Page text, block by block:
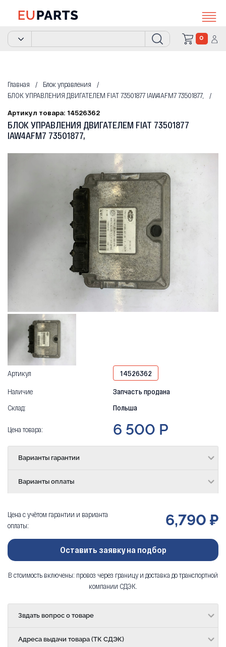
0
Главная
Блок управления
БЛОК УПРАВЛЕНИЯ ДВИГАТЕЛЕМ FIAT 73501877 IAW4AFM7 73501877,
Артикул товара: 14526362
БЛОК УПРАВЛЕНИЯ ДВИГАТЕЛЕМ FIAT 73501877
IAW4AFM7 73501877,
Артикул
14526362
Наличие
Запчасть продана
Склад:
Польша
Цена товара: 6 500 Р
Варианты гарантии
Варианты оплаты
Цена с учётом гарантии и варианта
оплаты:
6,790 ₽
Оставить заявку на подбор
В стоимость включены: провоз через границу и доставка до транспортной
компании СДЭК.
Звдать вопрос о товаре
Адреса выдачи товара (ТК СДЭК)